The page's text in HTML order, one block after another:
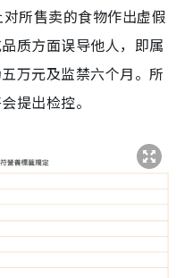
所售卖的食物作出虚假
质方面误导他人，即属
万元及监禁六个月。所
提出检控。